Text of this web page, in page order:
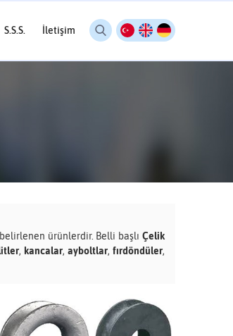
S.S.S. İletişim
ürünlerdir. Belli başlı Çelik
, kancalar,ayboltlar,fırdöndüler,